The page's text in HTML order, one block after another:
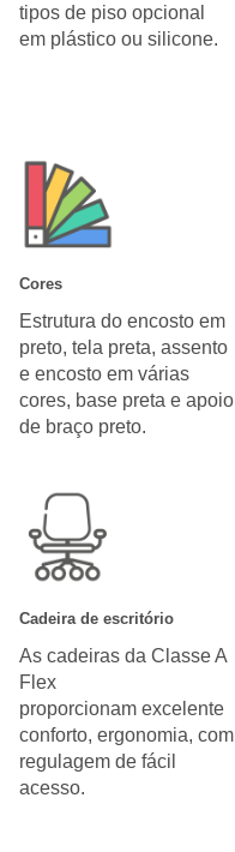
tipos de piso opcional
em plástico ou silicone.
Cores
Estrutura do encosto em
preto, tela preta, assento
e encosto em várias
cores, base preta e apoio
de braço preto.
Cadeira de escritório
As cadeiras da Classe A
Flex
proporcionam excelente
conforto, ergonomia, com
regulagem de fácil
acesso.